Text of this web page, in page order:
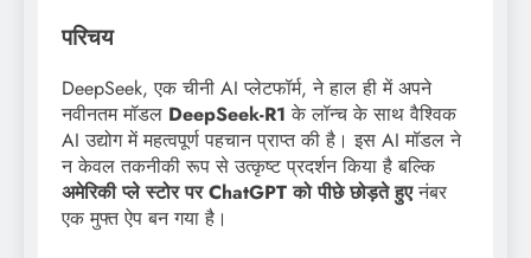
परिचय
DeepSeek, एक चीनी AI प्लेटफॉर्म, ने हाल ही में अपने
नवीनतम मॉडल DeepSeek-R1 के लॉन्च के साथ वैश्विक
AI उद्योग में महत्वपूर्ण पहचान प्राप्त की है। इस AI मॉडल ने
न केवल तकनीकी रूप से उत्कृष्ट प्रदर्शन किया है बल्कि
अमेरिकी प्ले स्टोर पर ChatGPT को पीछे छोड़ते हुएनंबर
एक मुफ्त ऐप बन गया है।